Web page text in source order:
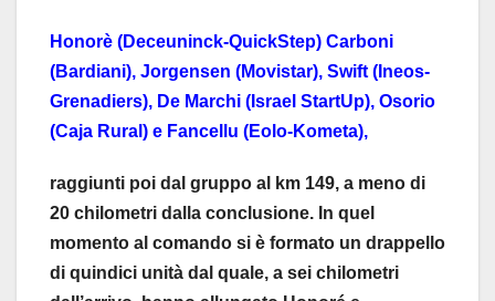
Honorè (Deceuninck-QuickStep) Carboni
(Bardiani), Jorgensen (Movistar), Swift (Ineos-
Grenadiers), De Marchi (Israel StartUp), Osorio
(Caja Rural) e Fancellu (Eolo-Kometa),
raggiunti poi dal gruppo al km 149, a meno di
20 chilometri dalla conclusione. In quel
momento al comando si è formato un drappello
di quindici unità dal quale, a sei chilometri